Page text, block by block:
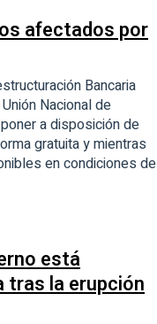
afectados por
Bancaria
Nacional de
a disposición de
gratuita y mientras
en condiciones de
está
tras la erupción